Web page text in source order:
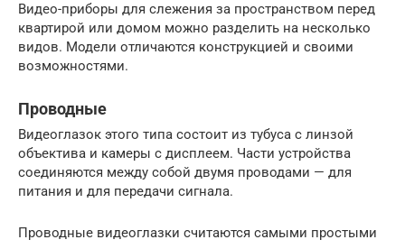
Видео-приборы для слежения за пространством перед
квартирой или домом можно разделить на несколько
видов. Модели отличаются конструкцией и своими
возможностями.
Проводные
Видеоглазок этого типа состоит из тубуса с линзой
объектива и камеры с дисплеем. Части устройства
соединяются между собой двумя проводами — для
питания и для передачи сигнала.
Проводные видеоглазки считаются самыми простыми